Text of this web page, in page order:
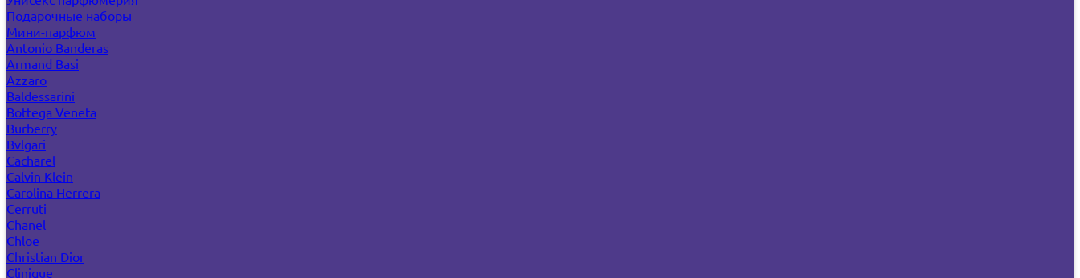
Подарочные наборы
Мини-парфюм
Antonio Banderas
Armand Basi
Azzaro
Baldessarini
Bottega Veneta
Burberry
Bvlgari
Cacharel
Calvin Klein
Carolina Herrera
Cerruti
Chanel
Chloe
Christian Dior
Clinique